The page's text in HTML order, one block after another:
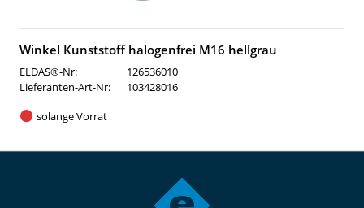
Winkel Kunststoff halogenfrei M16 hellgrau
ELDAS®-Nr:
126536010
Lieferanten-Art-Nr:
103428016
solange Vorrat